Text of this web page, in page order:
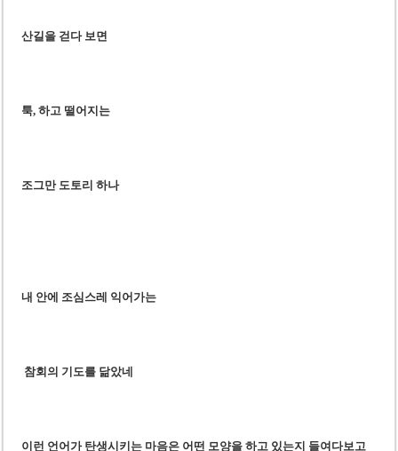
산길을 걷다 보면
툭, 하고 떨어지는
조그만 도토리 하나
내 안에 조심스레 익어가는
참회의 기도를 닮았네
이런 언어가 탄생시키는 마음은 어떤 모양을 하고 있는지 들여다보고